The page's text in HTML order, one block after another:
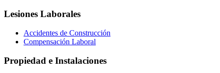
Lesiones Laborales
Accidentes de Construcción
Compensación Laboral
Propiedad e Instalaciones